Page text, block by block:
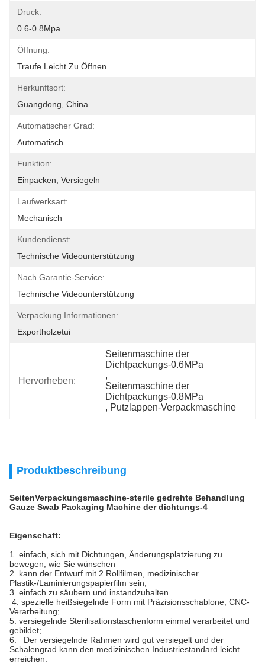
Druck:
0.6-0.8Mpa
Öffnung:
Traufe Leicht Zu Öffnen
Herkunftsort:
Guangdong, China
Automatischer Grad:
Automatisch
Funktion:
Einpacken, Versiegeln
Laufwerksart:
Mechanisch
Kundendienst:
Technische Videounterstützung
Nach Garantie-Service:
Technische Videounterstützung
Verpackung Informationen:
Exportholzetui
Hervorheben:
Seitenmaschine der
Dichtpackungs-0.6MPa
,
Seitenmaschine der
Dichtpackungs-0.8MPa
, Putzlappen-Verpackmaschine
Produktbeschreibung
SeitenVerpackungsmaschine-sterile gedrehte Behandlung
Gauze Swab Packaging Machine der dichtungs-4
Eigenschaft:
1. einfach, sich mit Dichtungen, Änderungsplatzierung zu
bewegen, wie Sie wünschen
2. kann der Entwurf mit 2 Rollfilmen, medizinischer
Plastik-/Laminierungspapierfilm sein;
3. einfach zu säubern und instandzuhalten
4. spezielle heißsiegelnde Form mit Präzisionsschablone, CNC-
Verarbeitung;
5. versiegelnde Sterilisationstaschenform einmal verarbeitet und
gebildet;
6. Der versiegelnde Rahmen wird gut versiegelt und der
Schalengrad kann den medizinischen Industriestandard leicht
erreichen.